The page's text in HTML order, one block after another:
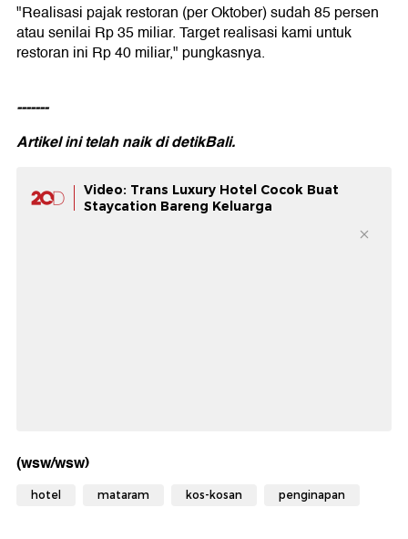
"Realisasi pajak restoran (per Oktober) sudah 85 persen
atau senilai Rp 35 miliar. Target realisasi kami untuk
restoran ini Rp 40 miliar," pungkasnya.
-------
Artikel ini telah naik didetikBali.
Video: Trans Luxury Hotel Cocok Buat
Staycation Bareng Keluarga
(wsw/wsw)
hotel mataram kos-kosan penginapan